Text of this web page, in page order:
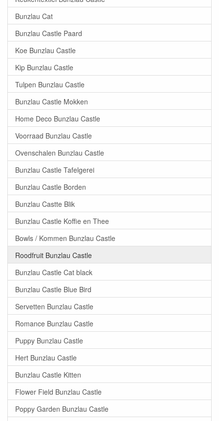
Bunzlau Cat
Bunzlau Castle Paard
Koe Bunzlau Castle
Kip Bunzlau Castle
Tulpen Bunzlau Castle
Bunzlau Castle Mokken
Home Deco Bunzlau Castle
Voorraad Bunzlau Castle
Ovenschalen Bunzlau Castle
Bunzlau Castle Tafelgerei
Bunzlau Castle Borden
Bunzlau Castte Blik
Bunzlau Castle Koffie en Thee
Bowls / Kommen Bunzlau Castle
Roodfruit Bunzlau Castle
Bunzlau Castle Cat black
Bunzlau Castle Blue Bird
Servetten Bunzlau Castle
Romance Bunzlau Castle
Puppy Bunzlau Castle
Hert Bunzlau Castle
Bunzlau Castle Kitten
Flower Field Bunzlau Castle
Poppy Garden Bunzlau Castle